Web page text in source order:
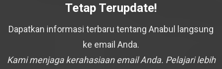
Tetap Terupdate!
Dapatkan informasi terbaru tentang Anabul langsung
ke email Anda.
Kami menjaga kerahasiaan email Anda. Pelajari lebih